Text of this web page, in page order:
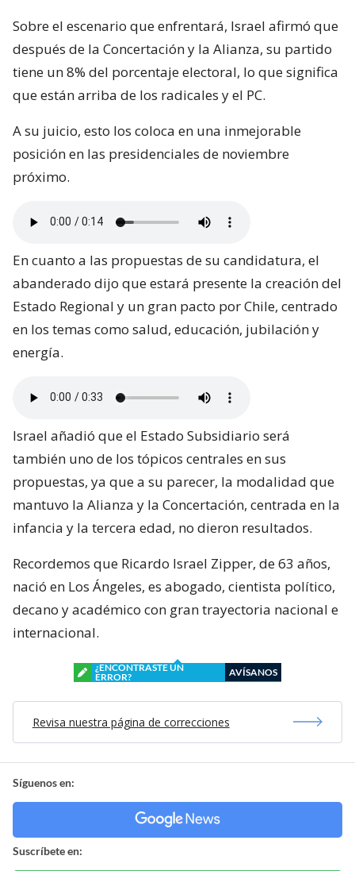
Sobre el escenario que enfrentará, Israel afirmó que
después de la Concertación y la Alianza, su partido
tiene un 8% del porcentaje electoral, lo que significa
que están arriba de los radicales y el PC.
A su juicio, esto los coloca en una inmejorable
posición en las presidenciales de noviembre
próximo.
En cuanto a las propuestas de su candidatura, el
abanderado dijo que estará presente la creación del
Estado Regional y un gran pacto por Chile, centrado
en los temas como salud, educación, jubilación y
energía.
Israel añadió que el Estado Subsidiario será
también uno de los tópicos centrales en sus
propuestas, ya que a su parecer, la modalidad que
mantuvo la Alianza y la Concertación, centrada en la
infancia y la tercera edad, no dieron resultados.
Recordemos que Ricardo Israel Zipper, de 63 años,
nació en Los Ángeles, es abogado, cientista político,
decano y académico con gran trayectoria nacional e
internacional.
¿ENCONTRASTE UN
ERROR?
AVÍSANOS
Revisa nuestra página de correcciones
Síguenos en:
Suscríbete en: